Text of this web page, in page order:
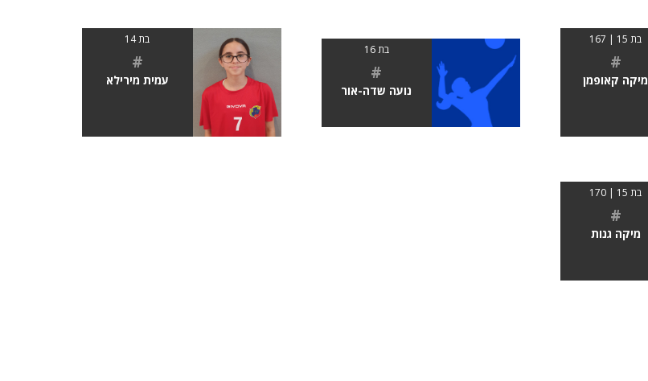
בת 15 | 167
#
מיקה קאופמן
בת 16
#
נועה שדה-אור
בת 14
#
עמית מירילא
בת 15 | 170
#
מיקה גנות